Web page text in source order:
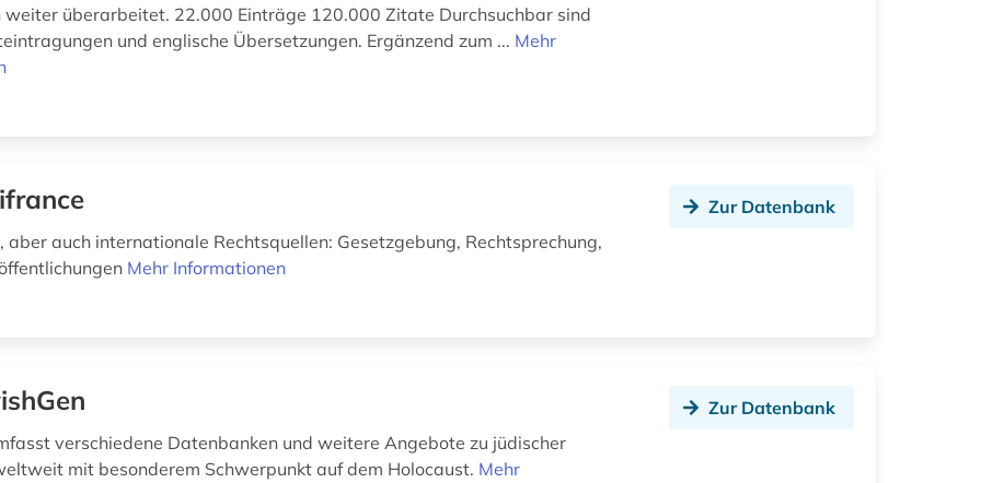
weiter überarbeitet. 22.000 Einträge 120.000 Zitate Durchsuchbar sind
und englische Übersetzungen. Ergänzend zum ... Mehr
aber auch internationale Rechtsquellen: Gesetzgebung, Rechtsprechung,
Mehr Informationen
Zur Datenbank
verschiedene Datenbanken und weitere Angebote zu jüdischer
mit besonderem Schwerpunkt auf dem Holocaust. Mehr
Zur Datenbank